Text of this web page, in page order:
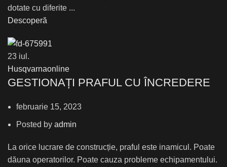
dotate cu diferite ...
Descoperă
23 iul.
Husqvarnaonline
GESTIONAȚI PRAFUL CU ÎNCREDERE
februarie 15, 2023
Posted by admin
La orice lucrare de construcție, praful este inamicul. Poate
dăuna operatorilor. Poate cauza probleme echipamentului.